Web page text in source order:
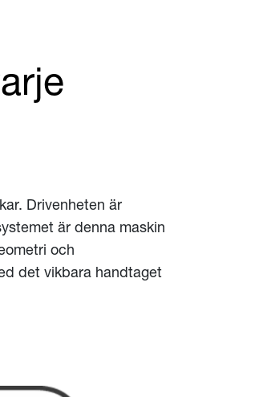
Drivenheten är
är denna maskin
och
det vikbara handtaget